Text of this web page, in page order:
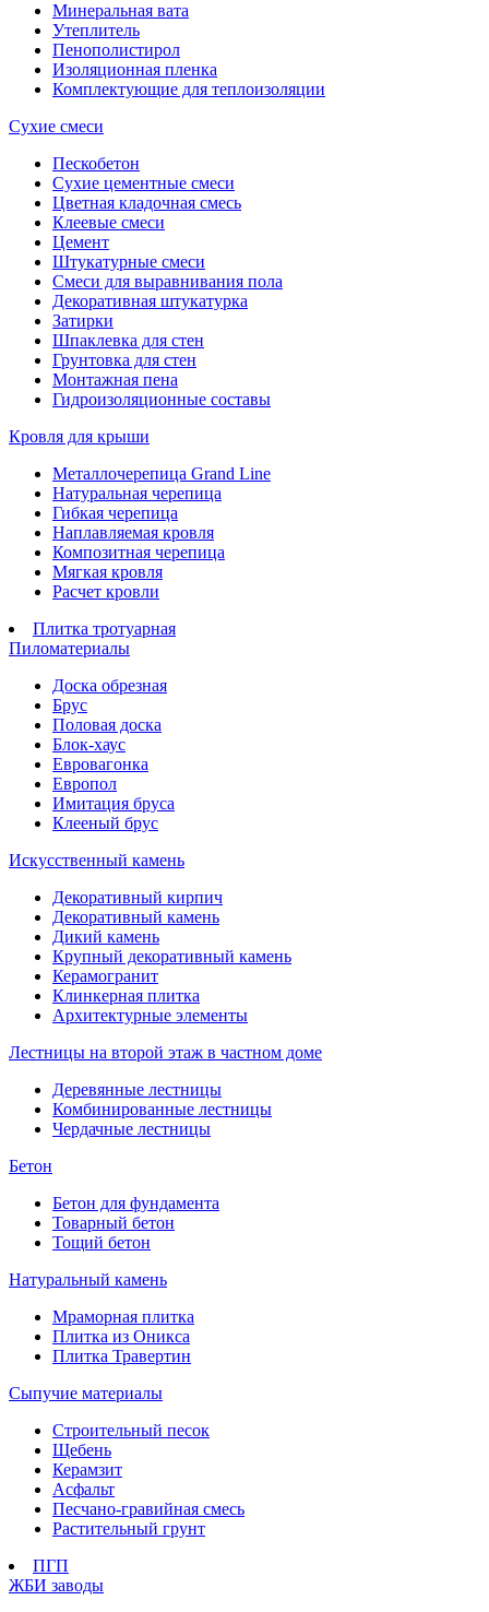
Минеральная вата
Утеплитель
Пенополистирол
Изоляционная пленка
Комплектующие для теплоизоляции
Сухие смеси
Пескобетон
Сухие цементные смеси
Цветная кладочная смесь
Клеевые смеси
Цемент
Штукатурные смеси
Смеси для выравнивания пола
Декоративная штукатурка
Затирки
Шпаклевка для стен
Грунтовка для стен
Монтажная пена
Гидроизоляционные составы
Кровля для крыши
Металлочерепица Grand Line
Натуральная черепица
Гибкая черепица
Наплавляемая кровля
Композитная черепица
Мягкая кровля
Расчет кровли
Плитка тротуарная
Пиломатериалы
Доска обрезная
Брус
Половая доска
Блок-хаус
Евровагонка
Европол
Имитация бруса
Клееный брус
Искусственный камень
Декоративный кирпич
Декоративный камень
Дикий камень
Крупный декоративный камень
Керамогранит
Клинкерная плитка
Архитектурные элементы
Лестницы на второй этаж в частном доме
Деревянные лестницы
Комбинированные лестницы
Чердачные лестницы
Бетон
Бетон для фундамента
Товарный бетон
Тощий бетон
Натуральный камень
Мраморная плитка
Плитка из Оникса
Плитка Травертин
Сыпучие материалы
Строительный песок
Щебень
Керамзит
Асфальт
Песчано-гравийная смесь
Растительный грунт
ПГП
ЖБИ заводы